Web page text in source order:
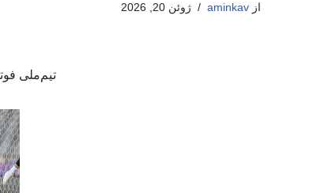
ازaminkav ژوئن 20, 2026
تیم‌ملی